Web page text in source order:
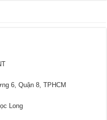
6, Quận 8, TPHCM
Long